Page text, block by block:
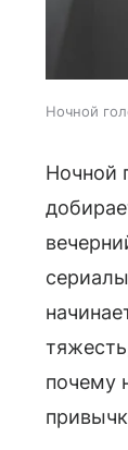
Ночной
Ночной
почему